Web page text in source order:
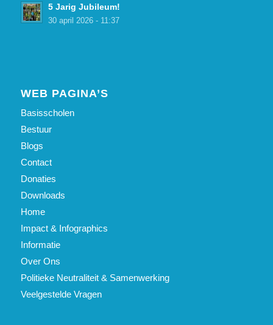
5 Jarig Jubileum!
30 april 2026 - 11:37
WEB PAGINA’S
Basisscholen
Bestuur
Blogs
Contact
Donaties
Downloads
Home
Impact & Infographics
Informatie
Over Ons
Politieke Neutraliteit & Samenwerking
Veelgestelde Vragen